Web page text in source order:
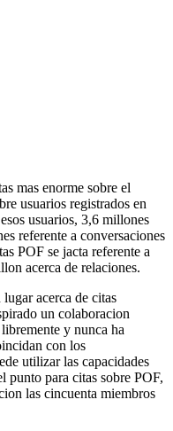
mas enorme sobre el
usuarios registrados en
usuarios, 3,6 millones
referente a conversaciones
POF se jacta referente a
acerca de relaciones.
acerca de citas
un colaboracion
y nunca ha
con los
utilizar las capacidades
punto para citas sobre POF,
las cincuenta miembros